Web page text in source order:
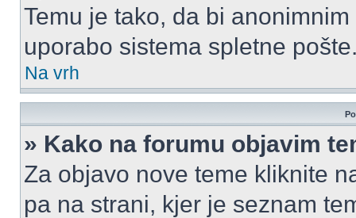
Temu je tako, da bi
uporabo sistema spletne
Na vrh
» Kako na forumu objavim
Za objavo nove teme kliknite
pa na strani, kjer je seznam